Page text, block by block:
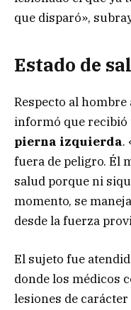
que disparó»,
Estado de
Respecto al hombre
informó que recibió
pierna izquierda.
fuera de peligro. Él
salud porque ni
momento, se
desde la fuerza
El sujeto fue
donde los médicos
lesiones de